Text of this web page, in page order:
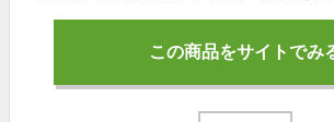
この商品をサイトでみ